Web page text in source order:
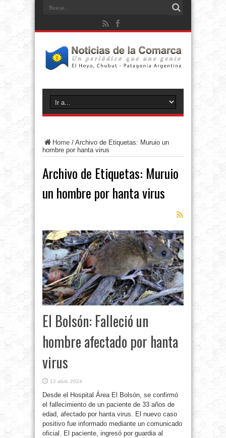
Home / Archivo de Etiquetas: Muruio un
hombre por hanta virus
Archivo de Etiquetas: Muruio
un hombre por hanta virus
El Bolsón: Falleció un
hombre afectado por hanta
virus
12 abril, 2024
Desde el Hospital Área El Bolsón, se confirmó
el fallecimiento de un paciente de 33 años de
edad, afectado por hanta virus. El nuevo caso
positivo fue informado mediante un comunicado
oficial. El paciente, ingresó por guardia al